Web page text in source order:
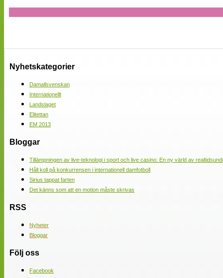
Nyhetskategorier
Damallsvenskan
Internationellt
Landslaget
Elitettan
EM 2013
Bloggar
Tillämpningen av live-teknologi i sport och live casino: En ny värld av
Håll koll på konkurrensen i internationell damfotboll
Sirius tappat farten
Det känns som att en motion måste skrivas
RSS
Nyheter
Bloggar
Följ oss
Facebook